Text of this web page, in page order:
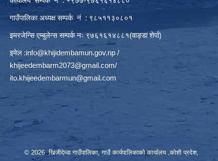
गाउँपालिका अध्यक्ष सम्पर्क नं : ९८५११३०८०१
इमरजेन्सि एम्बुलेन्स सम्पर्क न‌ः ९७६१६१४८८१(वाङ्डा शेर्पा)
इमेल :info@khijidembamun.gov.np /
khijeedembarm2073@gmail.com/
ito.khijeedembarmun@gmail.com
© 2026 खिजीदेम्वा गाउँपालिका, गाउँ कार्यपालिकाको कार्यालय ,कोशी प्रदेश,